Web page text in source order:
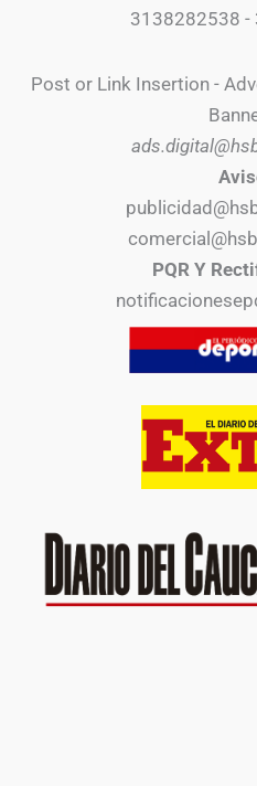
3138282538 -
Post or Link Insertion -
PQR Y